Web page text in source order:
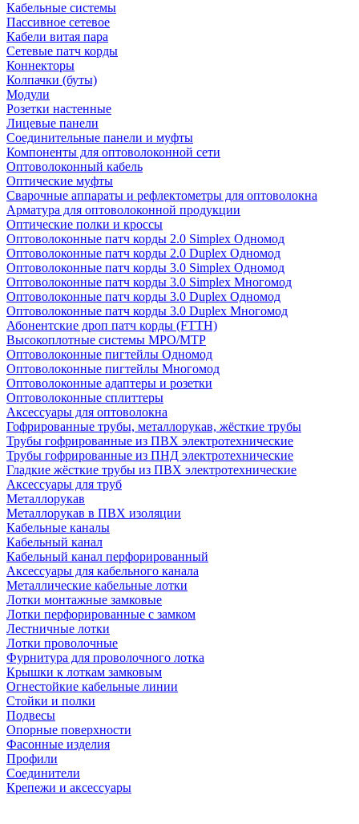
Кабельные системы
Пассивное сетевое
Кабели витая пара
Сетевые патч корды
Коннекторы
Колпачки (буты)
Модули
Розетки настенные
Лицевые панели
Соединительные панели и муфты
Компоненты для оптоволоконной сети
Оптоволоконный кабель
Оптические муфты
Сварочные аппараты и рефлектометры для оптоволокна
Арматура для оптоволоконной продукции
Оптические полки и кроссы
Оптоволоконные патч корды 2.0 Simplex Одномод
Оптоволоконные патч корды 2.0 Duplex Одномод
Оптоволоконные патч корды 3.0 Simplex Одномод
Оптоволоконные патч корды 3.0 Simplex Многомод
Оптоволоконные патч корды 3.0 Duplex Одномод
Оптоволоконные патч корды 3.0 Duplex Многомод
Абонентские дроп патч корды (FTTH)
Высокоплотные системы MPO/MTP
Оптоволоконные пигтейлы Одномод
Оптоволоконные пигтейлы Многомод
Оптоволоконные адаптеры и розетки
Оптоволоконные сплиттеры
Аксессуары для оптоволокна
Гофрированные трубы, металлорукав, жёсткие трубы
Трубы гофрированные из ПВХ электротехнические
Трубы гофрированные из ПНД электротехнические
Гладкие жёсткие трубы из ПВХ электротехнические
Аксессуары для труб
Металлорукав
Металлорукав в ПВХ изоляции
Кабельные каналы
Кабельный канал
Кабельный канал перфорированный
Аксессуары для кабельного канала
Металлические кабельные лотки
Лотки монтажные замковые
Лотки перфорированные с замком
Лестничные лотки
Лотки проволочные
Фурнитура для проволочного лотка
Крышки к лоткам замковым
Огнестойкие кабельные линии
Стойки и полки
Подвесы
Опорные поверхности
Фасонные изделия
Профили
Соединители
Крепежи и аксессуары